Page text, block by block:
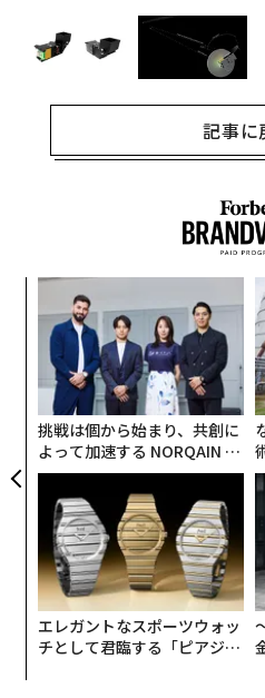
記事に
挑戦は個から始まり、共創に
よって加速する NORQAIN JA
PAN 特別座談会
エレガントなスポーツウォッ
チとして君臨する「ピアジ